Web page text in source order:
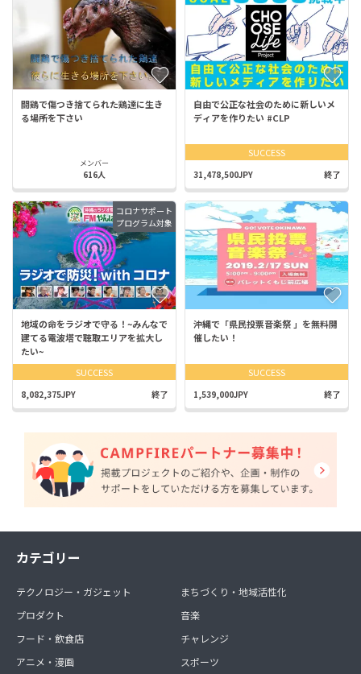
闘鶏で傷つき捨てられた鶏達に生き
る場所を下さい
メンバー
616人
自由で公正な社会のために新しいメ
ディアを作りたい #CLP
SUCCESS
31,478,500JPY 終了
コロナサポート
プログラム対象
地域の命をラジオで守る！~みんなで
建てる電波塔で聴取エリアを拡大し
たい~
SUCCESS
8,082,375JPY 終了
沖縄で「県民投票音楽祭 」を無料開
催したい！
SUCCESS
1,539,000JPY 終了
カテゴリー
テクノロジー・ガジェット
プロダクト
フード・飲食店
アニメ・漫画
まちづくり・地域活性化
音楽
チャレンジ
スポーツ